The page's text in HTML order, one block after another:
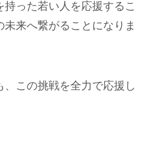
った若い人を応援するこ
未来へ繋がることになりま
この挑戦を全力で応援し